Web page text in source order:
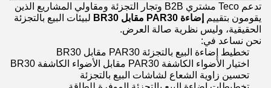
تدعم Teco مشتري B2B وتجار التجزئة ومقاولي المشاريع الذين
يقومون بتقييم
إضاءة PAR30 مقابل BR30
لبيئات البيع بالتجزئة
الحقيقية، وليس نظرية صالة العرض.
نحن نساعد في:
تخطيط إضاءة البيع بالتجزئة PAR30 مقابل BR30
اختيار الأضواء الكاشفة PAR30 مقابل الأضواء الكاشفة BR30
تحسين زاوية الشعاع لشاشات البيع بالتجزئة